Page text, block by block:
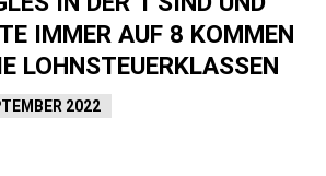
IMMER AUF 8 KOMMEN
LOHNSTEUERKLASSEN
2022